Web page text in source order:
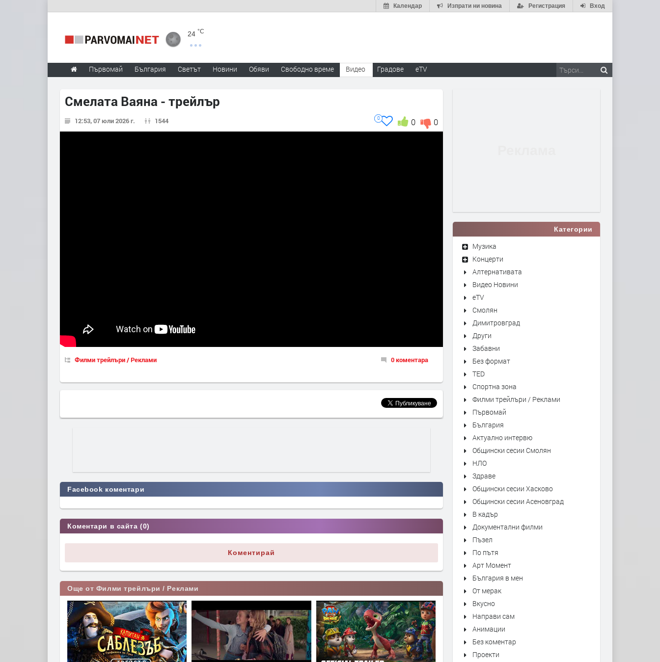
Вход
Регистрация
Изпрати ни новина
Календар
24 °C
Първомай България Светът Новини Обяви Свободно време Видео Градове eTV
Смелата Ваяна - трейлър
12:53, 07 юли 2026 г. 1544 0
0
0
Филми трейлъри / Реклами 0 коментара
Facebook коментари
Коментари в сайта (0)
Коментирай
Още от Филми трейлъри / Реклами
Категории
Музика
Концерти
Алтернативата
Видео Новини
eTV
Смолян
Димитровград
Други
Забавни
Без формат
TED
Спортна зона
Филми трейлъри / Реклами
Първомай
България
Актуално интервю
Общински сесии Смолян
НЛО
Здраве
Общински сесии Хасково
Общински сесии Асеновград
В кадър
Документални филми
Пъзел
По пътя
Арт Момент
България в мен
От мерак
Вкусно
Направи сам
Анимации
Без коментар
Проекти